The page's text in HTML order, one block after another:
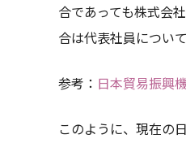
合であっても株式会
合は代表社員につい
参考： 日本貿易振興
このように、現在の